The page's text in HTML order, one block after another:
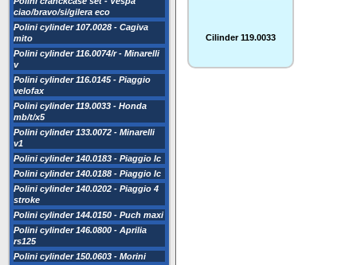
ciao/bravo/si/gilera eco
Polini cylinder 107.0028 - Cagiva
mito
Polini cylinder 116.0074/r - Minarelli
v
Polini cylinder 116.0145 - Piaggio
velofax
Polini cylinder 119.0033 - Honda
mb/t/x5
Polini cylinder 133.0072 - Minarelli
v1
Polini cylinder 140.0183 - Piaggio lc
Polini cylinder 140.0188 - Piaggio lc
Polini cylinder 140.0202 - Piaggio 4
stroke
Polini cylinder 144.0150 - Puch maxi
Polini cylinder 146.0800 - Aprilia
rs125
Polini cylinder 150.0603 - Morini
Cilinder 119.0033